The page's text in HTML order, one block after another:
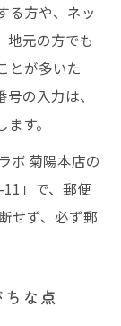
る方や、ネッ
地元の方でも
とが多いた
の入力は、
す。
ボ 菊陽本店の
」で、郵便
せず、必ず郵
な点